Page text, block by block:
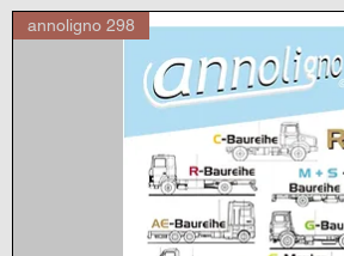
annoligno 298